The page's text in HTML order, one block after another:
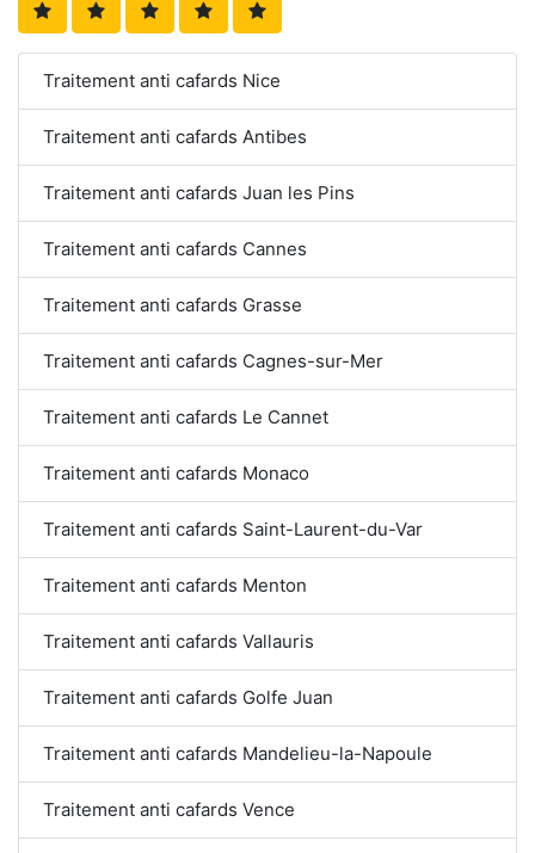
Traitement anti cafards Nice
Traitement anti cafards Antibes
Traitement anti cafards Juan les Pins
Traitement anti cafards Cannes
Traitement anti cafards Grasse
Traitement anti cafards Cagnes-sur-Mer
Traitement anti cafards Le Cannet
Traitement anti cafards Monaco
Traitement anti cafards Saint-Laurent-du-Var
Traitement anti cafards Menton
Traitement anti cafards Vallauris
Traitement anti cafards Golfe Juan
Traitement anti cafards Mandelieu-la-Napoule
Traitement anti cafards Vence